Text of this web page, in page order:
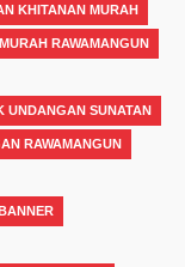
KHITANAN MURAH
RAWAMANGUN
UNDANGAN SUNATAN
RAWAMANGUN